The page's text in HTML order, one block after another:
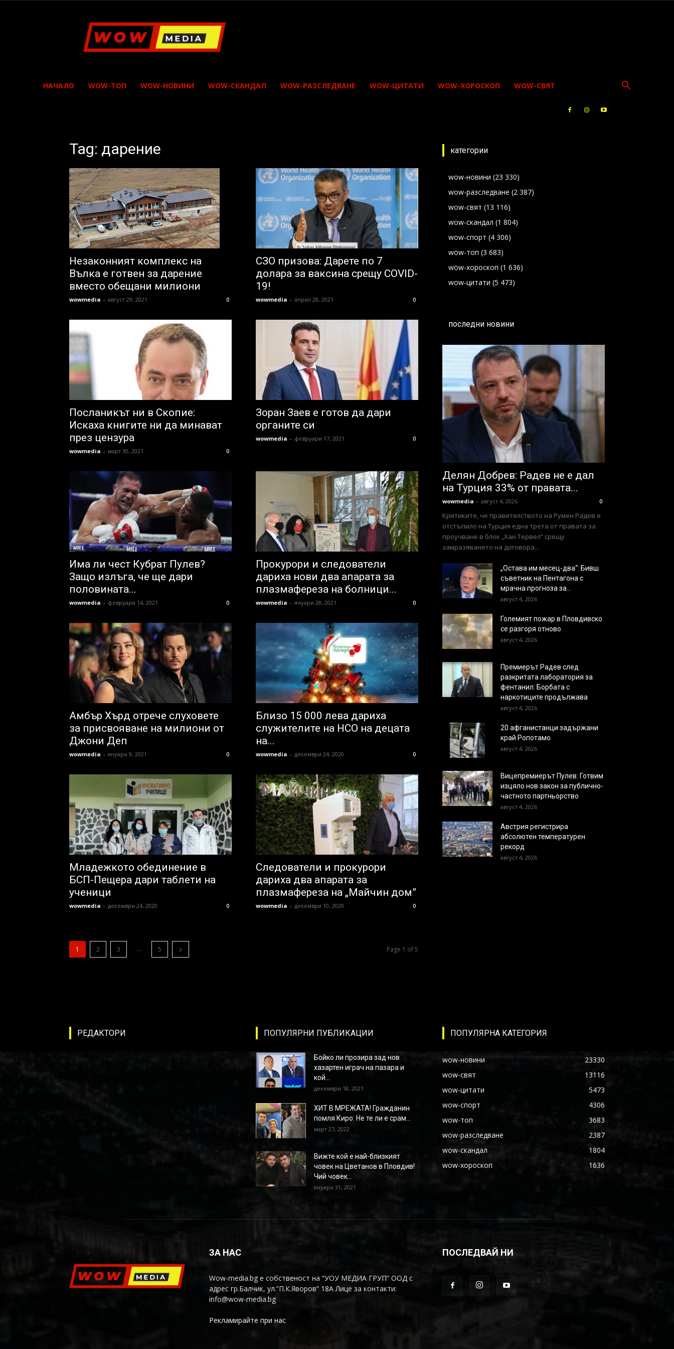
Media
НАЧАЛО WOW-ТОП WOW-НОВИНИ WOW-СКАНДАЛ WOW-РАЗСЛЕДВАНЕ WOW-ЦИТАТИ WOW-ХОРОСКОП WOW-СВЯТ
Tag: дарение
Незаконният комплекс на
Вълка е готвен за дарение
вместо обещани милиони
wowmedia - август 29, 2021 0
СЗО призова: Дарете по 7
долара за ваксина срещу COVID-
19!
wowmedia - април 28, 2021 0
Посланикът ни в Скопие:
Искаха книгите ни да минават
през цензура
wowmedia - март 30, 2021 0
Зоран Заев е готов да дари
органите си
wowmedia - февруари 17, 2021 0
Има ли чест Кубрат Пулев?
Защо излъга, че ще дари
половината...
wowmedia - февруари 14, 2021 0
Прокурори и следователи
дариха нови два апарата за
плазмафереза на болници...
wowmedia - януари 28, 2021 0
Амбър Хърд отрече слуховете
за присвояване на милиони от
Джони Деп
wowmedia - януари 9, 2021 0
Близо 15 000 лева дариха
служителите на НСО на децата
на...
wowmedia - декември 24, 2020 0
Младежкото обединение в
БСП-Пещера дари таблети на
ученици
wowmedia - декември 24, 2020 0
Следователи и прокурори
дариха два апарата за
плазмафереза на „Майчин дом”
wowmedia - декември 10, 2020 0
1 2 3 ... 5 Page 1 of 5
категории
wow-новини (23 330)
wow-разследване (2 387)
wow-свят (13 116)
wow-скандал (1 804)
wow-спорт (4 306)
wow-топ (3 683)
wow-хороскоп (1 636)
wow-цитати (5 473)
последни новини
Делян Добрев: Радев не е дал
на Турция 33% от правата...
wowmedia - август 4, 2026 0
Критиките, че правителството на Румен Радев е
отстъпило на Турция една трета от правата за
проучване в блок „Хан Тервел“ срещу
замразяването на договора...
„Остава им месец-два“: Бивш
съветник на Пентагона с
мрачна прогноза за...
август 4, 2026
Големият пожар в Пловдивско
се разгоря отново
август 4, 2026
Премиерът Радев след
разкритата лаборатория за
фентанил: Борбата с
наркотиците продължава
август 4, 2026
20 афганистанци задържани
край Ропотамо
август 4, 2026
Вицепремиерът Пулев: Готвим
изцяло нов закон за публично-
частното партньорство
август 4, 2026
Австрия регистрира
абсолютен температурен
рекорд
август 4, 2026
РЕДАКТОРИ ПОПУЛЯРНИ ПУБЛИКАЦИИ
Бойко ли прозира зад нов
хазартен играч на пазара и
кой...
декември 18, 2021
ХИТ В МРЕЖАТА! Гражданин
помля Киро: Не те ли е срам...
март 27, 2022
Вижте кой е най-близкият
човек на Цветанов в Пловдив!
Чий човек...
януари 31, 2021
ПОПУЛЯРНА КАТЕГОРИЯ
wow-новини
23330
wow-свят
13116
wow-цитати
5473
wow-спорт
4306
wow-топ
3683
wow-разследване
2387
wow-скандал
1804
wow-хороскоп
1636
ЗА НАС
Wow-media.bg е собственост на “УОУ МЕДИА ГРУП” ООД с
адрес гр.Балчик, ул.”П.К.Яворов” 18А Лице за контакти:
info@wow-media.bg
Рекламирайте при нас
ПОСЛЕДВАЙ НИ